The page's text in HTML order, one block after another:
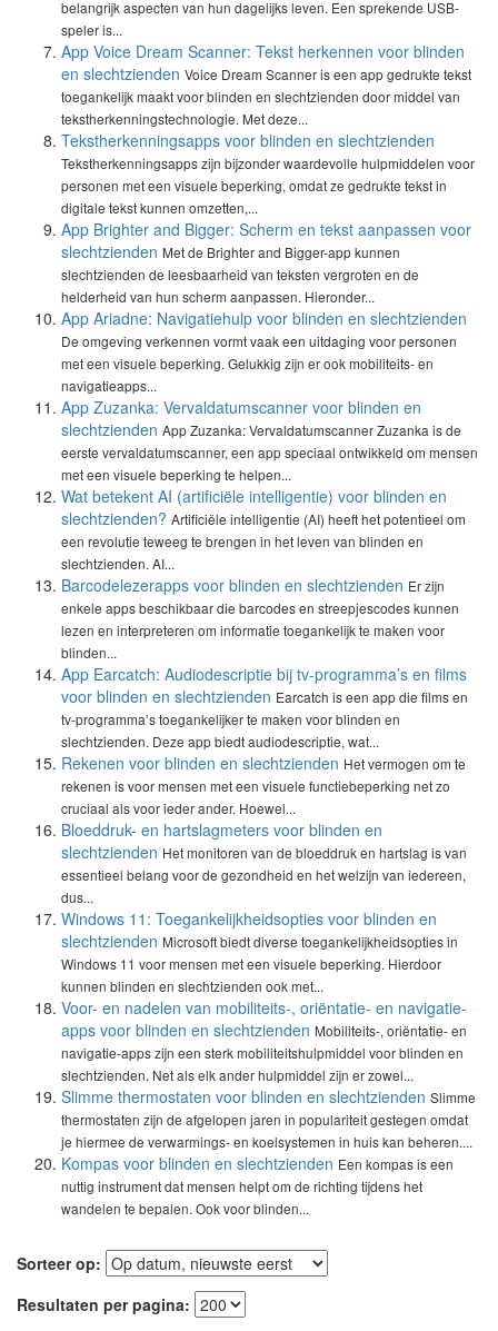
belangrijk aspecten van hun dagelijks leven. Een sprekende USB-
speler is...
App Voice Dream Scanner: Tekst herkennen voor blinden
en slechtzienden Voice Dream Scanner is een app gedrukte tekst
toegankelijk maakt voor blinden en slechtzienden door middel van
tekstherkenningstechnologie. Met deze...
Tekstherkenningsapps voor blinden en slechtzienden
Tekstherkenningsapps zijn bijzonder waardevolle hulpmiddelen voor
personen met een visuele beperking, omdat ze gedrukte tekst in
digitale tekst kunnen omzetten,...
App Brighter and Bigger: Scherm en tekst aanpassen voor
slechtzienden Met de Brighter and Bigger-app kunnen
slechtzienden de leesbaarheid van teksten vergroten en de
helderheid van hun scherm aanpassen. Hieronder...
App Ariadne: Navigatiehulp voor blinden en slechtzienden
De omgeving verkennen vormt vaak een uitdaging voor personen
met een visuele beperking. Gelukkig zijn er ook mobiliteits- en
navigatieapps...
App Zuzanka: Vervaldatumscanner voor blinden en
slechtzienden App Zuzanka: Vervaldatumscanner Zuzanka is de
eerste vervaldatumscanner, een app speciaal ontwikkeld om mensen
met een visuele beperking te helpen...
Wat betekent AI (artificiële intelligentie) voor blinden en
slechtzienden? Artificiële intelligentie (AI) heeft het potentieel om
een revolutie teweeg te brengen in het leven van blinden en
slechtzienden. AI...
Barcodelezerapps voor blinden en slechtzienden Er zijn
enkele apps beschikbaar die barcodes en streepjescodes kunnen
lezen en interpreteren om informatie toegankelijk te maken voor
blinden...
App Earcatch: Audiodescriptie bij tv-programma’s en films
voor blinden en slechtzienden Earcatch is een app die films en
tv-programma’s toegankelijker te maken voor blinden en
slechtzienden. Deze app biedt audiodescriptie, wat...
Rekenen voor blinden en slechtzienden Het vermogen om te
rekenen is voor mensen met een visuele functiebeperking net zo
cruciaal als voor ieder ander. Hoewel...
Bloeddruk- en hartslagmeters voor blinden en
slechtzienden Het monitoren van de bloeddruk en hartslag is van
essentieel belang voor de gezondheid en het welzijn van iedereen,
dus...
Windows 11: Toegankelijkheidsopties voor blinden en
slechtzienden Microsoft biedt diverse toegankelijkheidsopties in
Windows 11 voor mensen met een visuele beperking. Hierdoor
kunnen blinden en slechtzienden ook met...
Voor- en nadelen van mobiliteits-, oriëntatie- en navigatie-
apps voor blinden en slechtzienden Mobiliteits-, oriëntatie- en
navigatie-apps zijn een sterk mobiliteitshulpmiddel voor blinden en
slechtzienden. Net als elk ander hulpmiddel zijn er zowel...
Slimme thermostaten voor blinden en slechtzienden Slimme
thermostaten zijn de afgelopen jaren in populariteit gestegen omdat
je hiermee de verwarmings- en koelsystemen in huis kan beheren....
Kompas voor blinden en slechtzienden Een kompas is een
nuttig instrument dat mensen helpt om de richting tijdens het
wandelen te bepalen. Ook voor blinden...
Sorteer op:
Resultaten per pagina: